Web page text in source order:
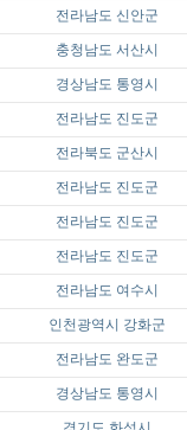
전라남도 신안군
충청남도 서산시
경상남도 통영시
전라남도 진도군
전라북도 군산시
전라남도 진도군
전라남도 진도군
전라남도 진도군
전라남도 여수시
인천광역시 강화군
전라남도 완도군
경상남도 통영시